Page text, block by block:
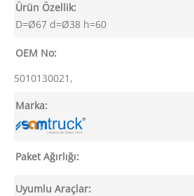
Ürün Özellik:
D=Ø67 d=Ø38 h=60
OEM No:
5010130021,
Marka:
Paket Ağırlığı:
Uyumlu Araçlar: